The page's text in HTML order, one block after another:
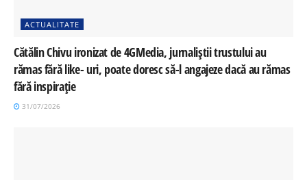
ACTUALITATE
Cătălin Chivu ironizat de 4GMedia, jurnaliștii trustului au
rămas fără like- uri, poate doresc să-l angajeze dacă au rămas
fără inspirație
31/07/2026